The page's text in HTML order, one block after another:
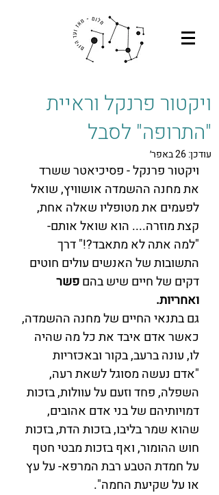
ויקטור פרנקל וראיית
"התרופה" לסבל
עודכן:26 באפר׳
ויקטור פרנקל - פסיכיאטר ששרד
את מחנה ההשמדה אושוויץ, שואל
לפעמים את מטופליו שאלה אחת,
קצת מוזרה.... הוא שואל אותם-
"למה אתה לא מתאבד?!" דרך
התשובות של האנשים עולים חוטים
דקים של חיים שיש בהם פשר
ואחריות.
גם בתנאי החיים של מחנה ההשמדה,
כאשר אדם איבד את כל מה שהיה
לו, עונה ברעב, בקור ובאכזריות
"אדם נעשה מסוגל לשאת רעה,
השפלה, פחד וזעם על עוולות, בזכות
דמויותיהם של בני אדם אהובים,
שהוא שמר בליבו, בזכות הדת, בזכות
חוש ההומור, ואף בזכות מבטי חטף
על חמדת הטבע רבת המרפא- על עץ
או על שקיעת החמה".